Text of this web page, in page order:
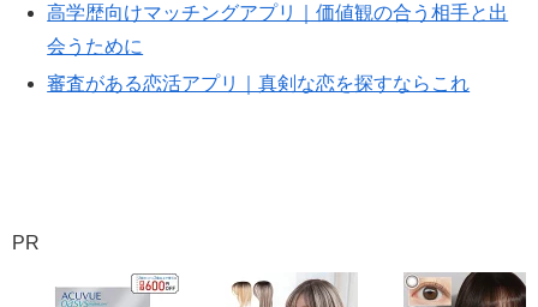
高学歴向けマッチングアプリ｜価値観の合う相手と出
会うために
審査がある恋活アプリ｜真剣な恋を探すならこれ
PR